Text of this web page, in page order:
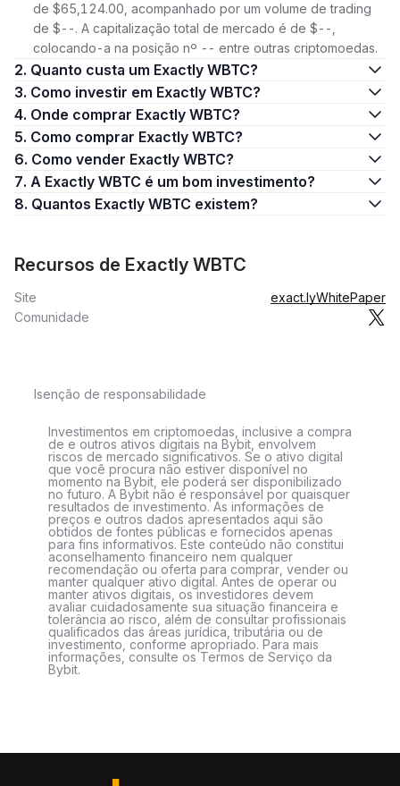
de $65,124.00, acompanhado por um volume de trading
de $--. A capitalização total de mercado é de $--,
colocando-a na posição nº -- entre outras criptomoedas.
2. Quanto custa um Exactly WBTC?
3. Como investir em Exactly WBTC?
4. Onde comprar Exactly WBTC?
5. Como comprar Exactly WBTC?
6. Como vender Exactly WBTC?
7. A Exactly WBTC é um bom investimento?
8. Quantos Exactly WBTC existem?
Recursos de Exactly WBTC
Site exact.lyWhitePaper
Comunidade
Isenção de responsabilidade
Investimentos em criptomoedas, inclusive a compra
de e outros ativos digitais na Bybit, envolvem
riscos de mercado significativos. Se o ativo digital
que você procura não estiver disponível no
momento na Bybit, ele poderá ser disponibilizado
no futuro. A Bybit não é responsável por quaisquer
resultados de investimento. As informações de
preços e outros dados apresentados aqui são
obtidos de fontes públicas e fornecidos apenas
para fins informativos. Este conteúdo não constitui
aconselhamento financeiro nem qualquer
recomendação ou oferta para comprar, vender ou
manter qualquer ativo digital. Antes de operar ou
manter ativos digitais, os investidores devem
avaliar cuidadosamente sua situação financeira e
tolerância ao risco, além de consultar profissionais
qualificados das áreas jurídica, tributária ou de
investimento, conforme apropriado. Para mais
informações, consulte os Termos de Serviço da
Bybit.